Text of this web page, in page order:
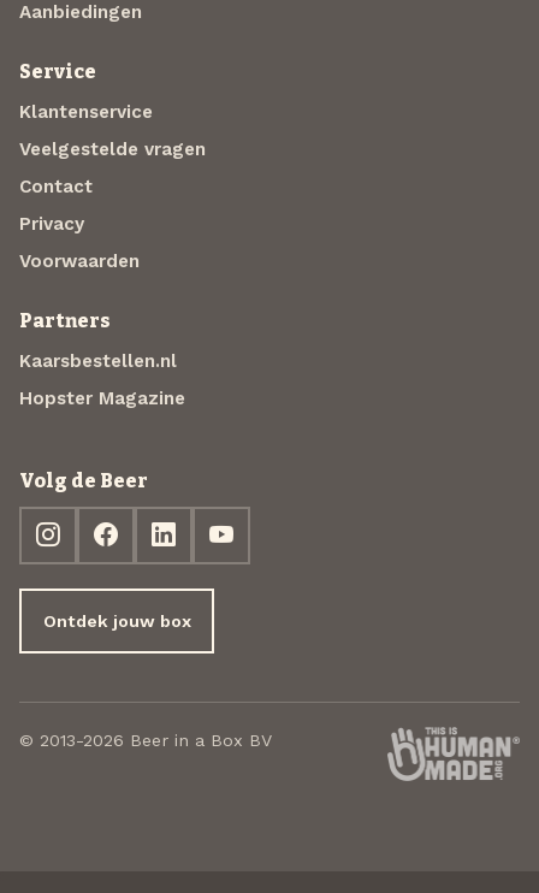
Aanbiedingen
Service
Klantenservice
Veelgestelde vragen
Contact
Privacy
Voorwaarden
Partners
Kaarsbestellen.nl
Hopster Magazine
Volg de Beer
Ontdek jouw box
© 2013-2026 Beer in a Box BV